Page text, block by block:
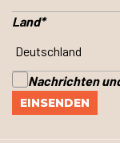
Land*
Nachrichten